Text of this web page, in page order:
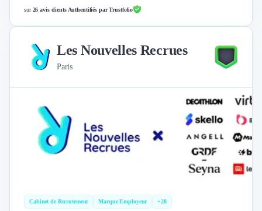
Design Industriel
Packaging & Emballages
Téléphonie & Télécommunication
Graphisme & Illustration
Recherche Utilisateur
Design Thinking
Stratégie Digitale
Développement E-commerce
sur26 avis clients Authentifiés par Trustfolio
Les Nouvelles Recrues
Paris
Cabinet de Recrutement Marque Employeur +28